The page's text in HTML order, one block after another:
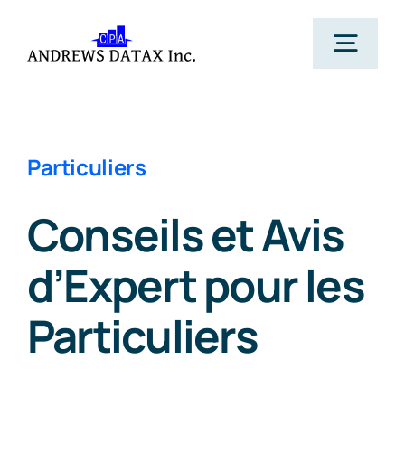
À Propos
Actualités
Particuliers
Conseils et Avis
d’Expert pour les
Particuliers